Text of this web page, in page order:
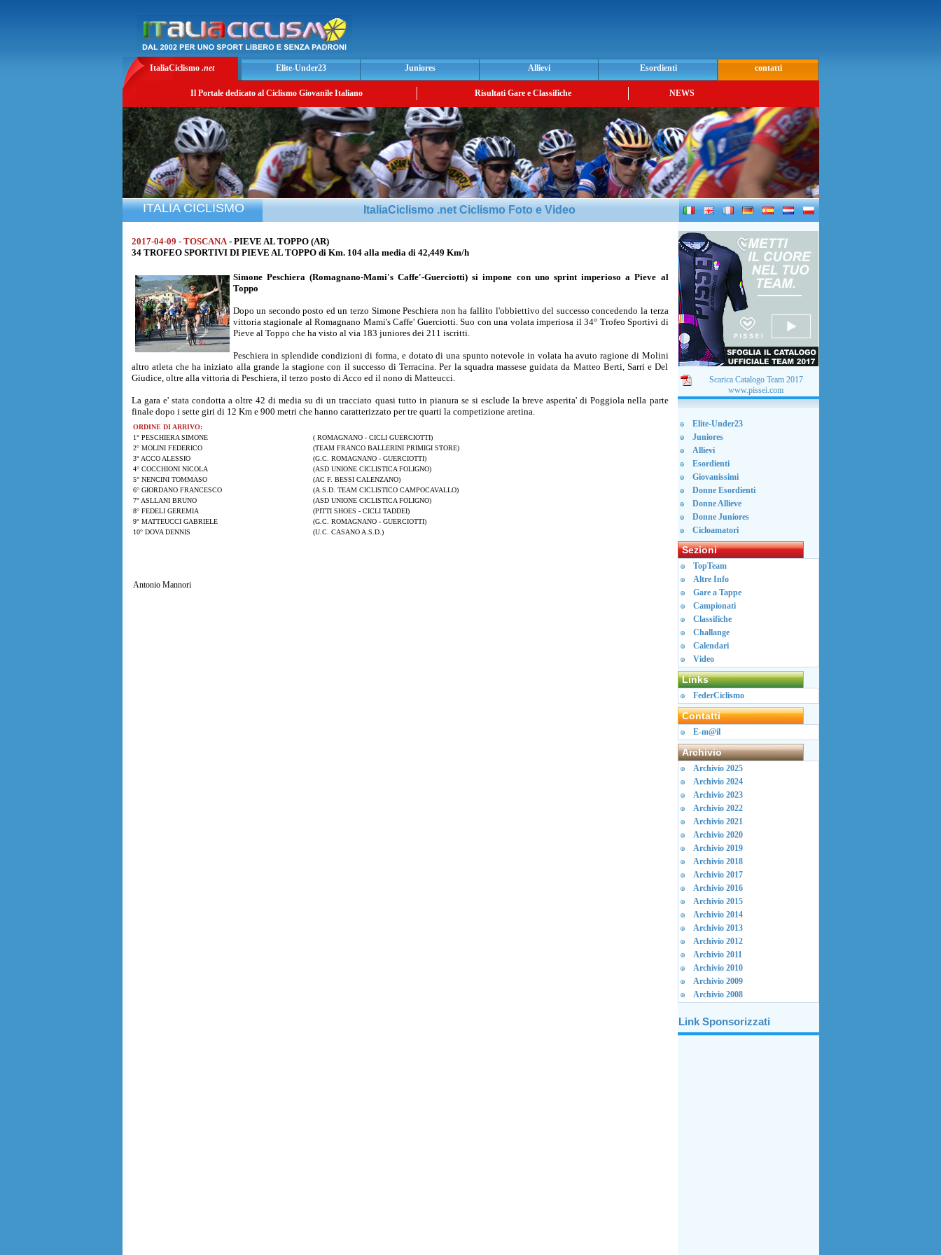
ItaliaCiclismo .net Elite-Under23 Juniores Allievi Esordienti contatti
Il Portale dedicato al Ciclismo Giovanile Italiano Risultati Gare e Classifiche NEWS
ITALIA CICLISMO ItaliaCiclismo .net Ciclismo Foto e Video
2017-04-09 - TOSCANA - PIEVE AL TOPPO (AR)
34 TROFEO SPORTIVI DI PIEVE AL TOPPO di Km. 104 alla media di 42,449 Km/h
Simone Peschiera (Romagnano-Mami's Caffe'-Guerciotti) si impone con uno sprint imperioso a Pieve al
Toppo
Dopo un secondo posto ed un terzo Simone Peschiera non ha fallito l'obbiettivo del successo concedendo la terza
vittoria stagionale al Romagnano Mami's Caffe' Guerciotti. Suo con una volata imperiosa il 34° Trofeo Sportivi di
Pieve al Toppo che ha visto al via 183 juniores dei 211 iscritti.
Peschiera in splendide condizioni di forma, e dotato di una spunto notevole in volata ha avuto ragione di Molini
altro atleta che ha iniziato alla grande la stagione con il successo di Terracina. Per la squadra massese guidata da Matteo Berti, Sarri e Del
Giudice, oltre alla vittoria di Peschiera, il terzo posto di Acco ed il nono di Matteucci.
La gara e' stata condotta a oltre 42 di media su di un tracciato quasi tutto in pianura se si esclude la breve asperita' di Poggiola nella parte
finale dopo i sette giri di 12 Km e 900 metri che hanno caratterizzato per tre quarti la competizione aretina.
ORDINE DI ARRIVO:
1° PESCHIERA SIMONE
( ROMAGNANO - CICLI GUERCIOTTI)
2° MOLINI FEDERICO
(TEAM FRANCO BALLERINI PRIMIGI STORE)
3° ACCO ALESSIO
(G.C. ROMAGNANO - GUERCIOTTI)
4° COCCHIONI NICOLA
(ASD UNIONE CICLISTICA FOLIGNO)
5° NENCINI TOMMASO
(AC F. BESSI CALENZANO)
6° GIORDANO FRANCESCO
(A.S.D. TEAM CICLISTICO CAMPOCAVALLO)
7° ASLLANI BRUNO
(ASD UNIONE CICLISTICA FOLIGNO)
8° FEDELI GEREMIA
(PITTI SHOES - CICLI TADDEI)
9° MATTEUCCI GABRIELE
(G.C. ROMAGNANO - GUERCIOTTI)
10° DOVA DENNIS
(U.C. CASANO A.S.D.)
Antonio Mannori
Scarica Catalogo Team 2017
www.pissei.com
Elite-Under23
Juniores
Allievi
Esordienti
Giovanissimi
Donne Esordienti
Donne Allieve
Donne Juniores
Cicloamatori
Sezioni
TopTeam
Altre Info
Gare a Tappe
Campionati
Classifiche
Challange
Calendari
Video
Links
FederCiclismo
Contatti
E-m@il
Archivio
Archivio 2025
Archivio 2024
Archivio 2023
Archivio 2022
Archivio 2021
Archivio 2020
Archivio 2019
Archivio 2018
Archivio 2017
Archivio 2016
Archivio 2015
Archivio 2014
Archivio 2013
Archivio 2012
Archivio 2011
Archivio 2010
Archivio 2009
Archivio 2008
Link Sponsorizzati